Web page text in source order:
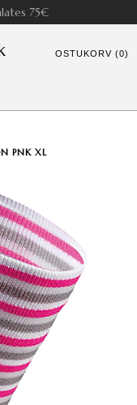
75€
OSTUKORV (0)
PNK XL